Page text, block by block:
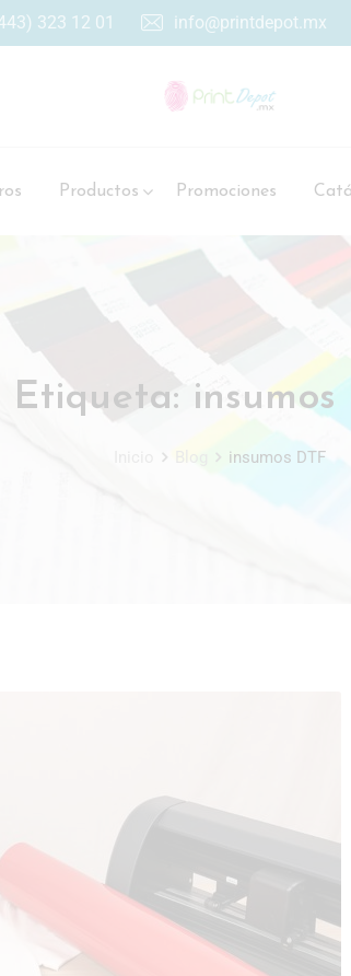
323 12 01 info@printdepot.mx
Productos Promociones
Etiqueta: insumos
insumos DTF